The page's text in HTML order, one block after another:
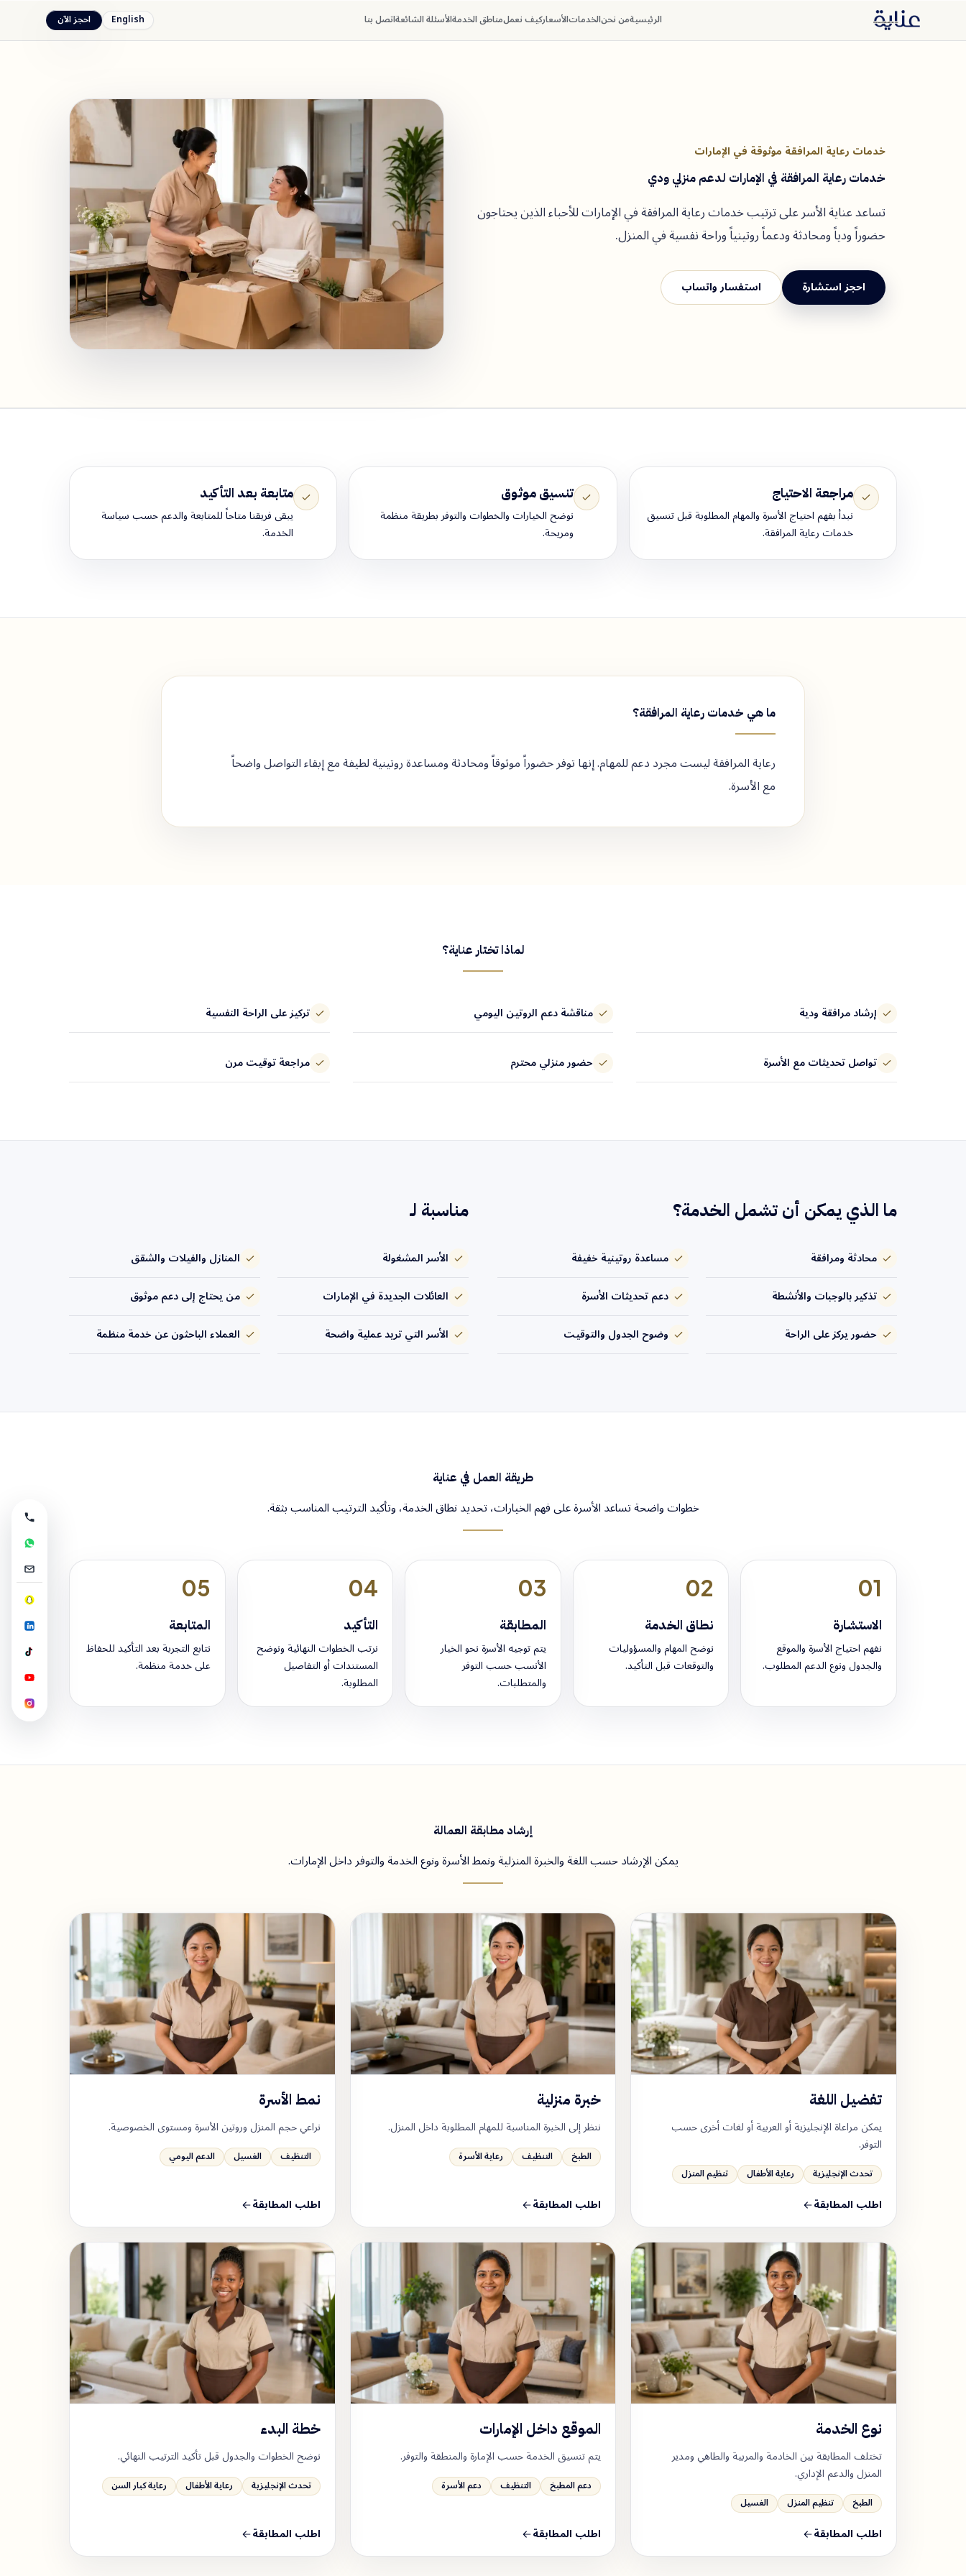
الرئيسيةمن نحنالخدماتالأسعاركيف نعملمناطق الخدمةالأسئلة الشائعةاتصل بنا English احجز الآن
خدمات رعاية المرافقة موثوقة في الإمارات
خدمات رعاية المرافقة في الإمارات لدعم منزلي ودي
تساعد عناية الأسر على ترتيب خدمات رعاية المرافقة في الإمارات للأحباء الذين يحتاجون
حضوراً ودياً ومحادثة ودعماً روتينياً وراحة نفسية في المنزل.
احجز استشارة استفسار واتساب
مراجعة الاحتياج
نبدأ بفهم احتياج الأسرة والمهام المطلوبة قبل تنسيق
خدمات رعاية المرافقة.
تنسيق موثوق
نوضح الخيارات والخطوات والتوفر بطريقة منظمة
ومريحة.
متابعة بعد التأكيد
يبقى فريقنا متاحاً للمتابعة والدعم حسب سياسة
الخدمة.
ما هي خدمات رعاية المرافقة؟
رعاية المرافقة ليست مجرد دعم للمهام. إنها توفر حضوراً موثوقاً ومحادثة ومساعدة روتينية لطيفة مع إبقاء التواصل واضحاً
مع الأسرة.
لماذا تختار عناية؟
إرشاد مرافقة ودية مناقشة دعم الروتين اليومي تركيز على الراحة النفسية
تواصل تحديثات مع الأسرة حضور منزلي محترم مراجعة توقيت مرن
ما الذي يمكن أن تشمل الخدمة؟
محادثة ومرافقة
مساعدة روتينية خفيفة
تذكير بالوجبات والأنشطة
دعم تحديثات الأسرة
حضور يركز على الراحة
وضوح الجدول والتوقيت
مناسبة لـ
الأسر المشغولة
المنازل والفيلات والشقق
العائلات الجديدة في الإمارات
من يحتاج إلى دعم موثوق
الأسر التي تريد عملية واضحة
العملاء الباحثون عن خدمة منظمة
طريقة العمل في عناية
خطوات واضحة تساعد الأسرة على فهم الخيارات، تحديد نطاق الخدمة، وتأكيد الترتيب المناسب بثقة.
01
الاستشارة
نفهم احتياج الأسرة والموقع
والجدول ونوع الدعم المطلوب.
02
نطاق الخدمة
نوضح المهام والمسؤوليات
والتوقعات قبل التأكيد.
03
المطابقة
يتم توجيه الأسرة نحو الخيار
الأنسب حسب التوفر
والمتطلبات.
04
التأكيد
نرتب الخطوات النهائية ونوضح
المستندات أو التفاصيل
المطلوبة.
05
المتابعة
نتابع التجربة بعد التأكيد للحفاظ
على خدمة منظمة.
إرشاد مطابقة العمالة
يمكن الإرشاد حسب اللغة والخبرة المنزلية ونمط الأسرة ونوع الخدمة والتوفر داخل الإمارات.
تفضيل اللغة
يمكن مراعاة الإنجليزية أو العربية أو لغات أخرى حسب
التوفر.
تحدث الإنجليزية رعاية الأطفال تنظيم المنزل
اطلب المطابقة
خبرة منزلية
ننظر إلى الخبرة المناسبة للمهام المطلوبة داخل المنزل.
الطبخ التنظيف رعاية الأسرة
اطلب المطابقة
نمط الأسرة
نراعي حجم المنزل وروتين الأسرة ومستوى الخصوصية.
التنظيف الغسيل الدعم اليومي
اطلب المطابقة
نوع الخدمة
تختلف المطابقة بين الخادمة والمربية والطاهي ومدير
المنزل والدعم الإداري.
الطبخ تنظيم المنزل الغسيل
اطلب المطابقة
الموقع داخل الإمارات
يتم تنسيق الخدمة حسب الإمارة والمنطقة والتوفر.
دعم المطبخ التنظيف دعم الأسرة
اطلب المطابقة
خطة البدء
نوضح الخطوات والجدول قبل تأكيد الترتيب النهائي.
تحدث الإنجليزية رعاية الأطفال رعاية كبار السن
اطلب المطابقة